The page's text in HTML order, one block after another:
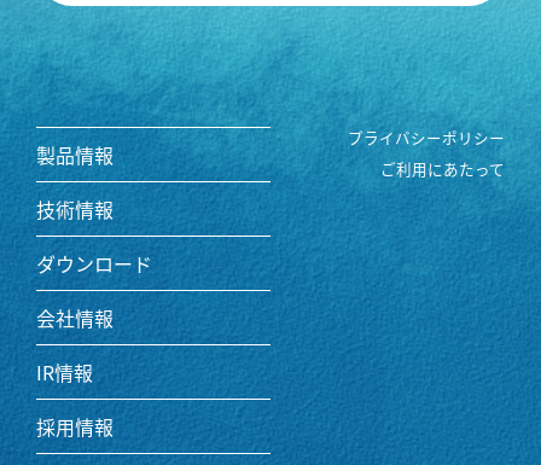
製品情報
技術情報
ダウンロード
会社情報
IR情報
採用情報
プライバシーポリシー
ご利用にあたって